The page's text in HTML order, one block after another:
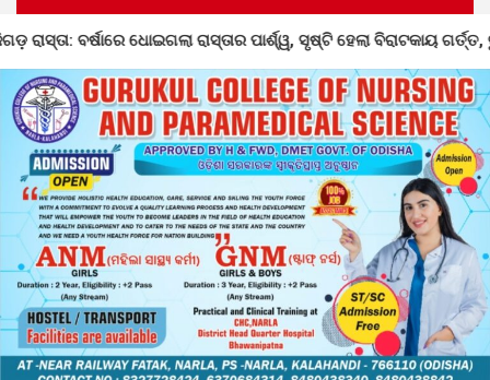
ରାସ୍ତାର ପାର୍ଶ୍ୱ, ସୃଷ୍ଟି ହେଲା ବିରାଟକାୟ ଗର୍ତ୍ତ, ତୁରନ୍ତ ମରାମତି ଦାବି